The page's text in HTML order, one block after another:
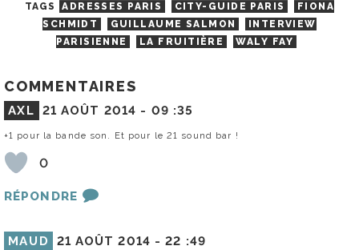
TAGS ADRESSES PARIS CITY-GUIDE PARIS
FIONA
SCHMIDT
GUILLAUME SALMON
INTERVIEW
PARISIENNE
LA FRUITIÈRE WALY FAY
COMMENTAIRES
AXL 21 AOÛT 2014 - 09 :35
+1 pour la bande son. Et pour le 21 sound bar !
0
RÉPONDRE
MAUD 21 AOÛT 2014 -22 :49